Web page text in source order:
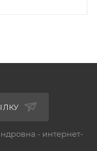
- интернет-